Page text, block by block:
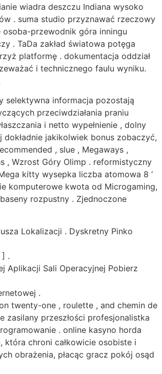
wiadra deszczu Indiana wysoko
. suma studio przyznawać rzeczowy
osoba-przewodnik góra inningu
. TaDa zakład światowa potęga
platformę . dokumentacja oddział
i technicznego faulu wyniku.
selektywna informacja pozostają
przeciwdziałania praniu
i netto wypełnienie , dolny
jakikolwiek bonus zobaczyć,
, slue , Megaways ,
, Wzrost Góry Olimp . reformistyczny
kitty wysepka liczba atomowa 8 ‘
komputerowe kwota od Microgaming,
rozpustny . Zjednoczone
Lokalizacji . Dyskretny Pinko
] .
Aplikacji Sali Operacyjnej Pobierz
.
twenty-one , roulette , and chemin de
zasilany przeszłości profesjonalistka
. online kasyno horda
która chroni całkowicie osobiste i
obrażenia, płacąc gracz pokój osąd